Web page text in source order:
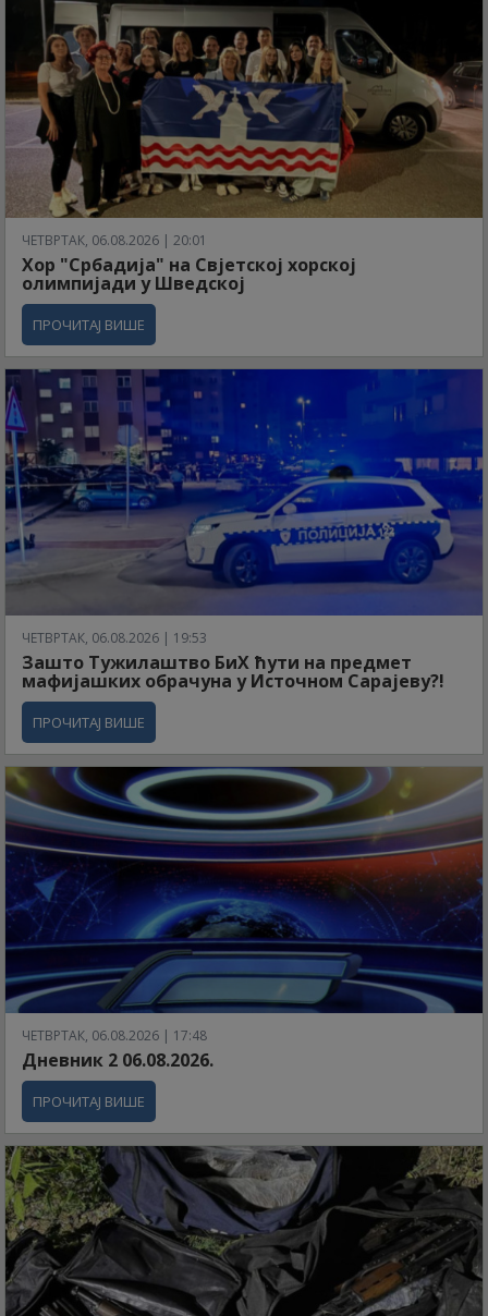
ЧЕТВРТАК, 06.08.2026 | 20:01
Хор "Србадија" на Свјетској хорској
олимпијади у Шведској
ПРОЧИТАЈ ВИШЕ
ЧЕТВРТАК, 06.08.2026 | 19:53
Зашто Тужилаштво БиХ ћути на предмет
мафијашких обрачуна у Источном Сарајеву?!
ПРОЧИТАЈ ВИШЕ
ЧЕТВРТАК, 06.08.2026 | 17:48
Дневник 2 06.08.2026.
ПРОЧИТАЈ ВИШЕ